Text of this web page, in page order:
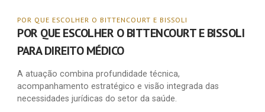
POR QUE ESCOLHER O BITTENCOURT E BISSOLI
POR QUE ESCOLHER O BITTENCOURT E BISSOLI
PARA DIREITO MÉDICO
A atuação combina profundidade técnica,
acompanhamento estratégico e visão integrada das
necessidades jurídicas do setor da saúde.